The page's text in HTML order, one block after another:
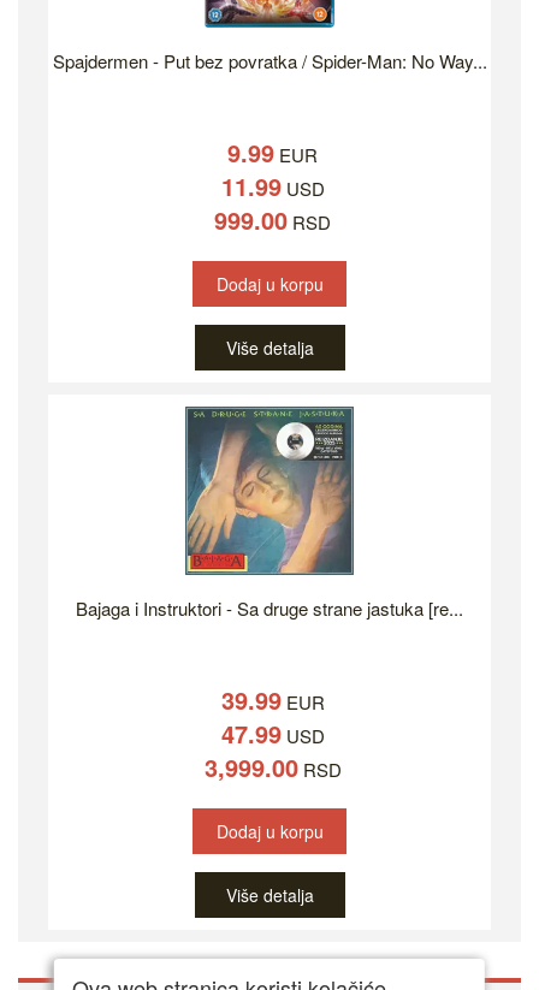
Spajdermen - Put bez povratka / Spider-Man: No Way...
9.99 EUR
11.99USD
999.00 RSD
Dodaj u korpu
Više detalja
Bajaga i Instruktori - Sa druge strane jastuka [re...
39.99EUR
47.99USD
3,999.00RSD
Dodaj u korpu
Više detalja